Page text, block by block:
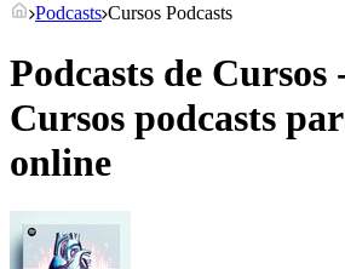
Podcasts Cursos Podcasts
Podcasts de Cursos
Cursos podcasts
online